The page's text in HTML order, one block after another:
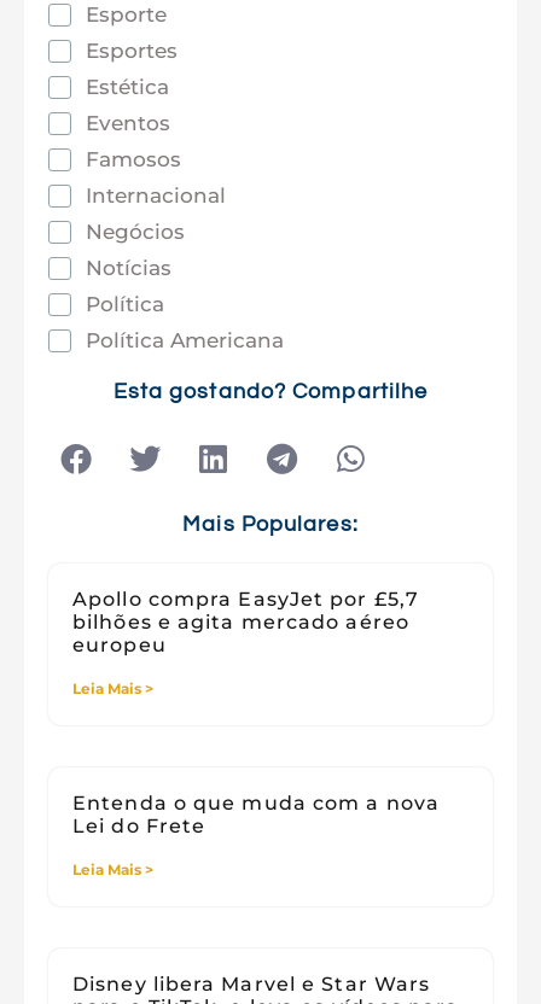
Esporte
Esportes
Estética
Eventos
Famosos
Internacional
Negócios
Notícias
Política
Política Americana
Tecnologia
Esta gostando? Compartilhe
Mais Populares:
Apollo compra EasyJet por £5,7
bilhões e agita mercado aéreo
europeu
Leia Mais >
Entenda o que muda com a nova
Lei do Frete
Leia Mais >
Disney libera Marvel e Star Wars